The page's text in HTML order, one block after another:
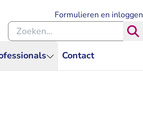
Contact
Formulieren en inloggen
Zoeken binnen de Rechtspraak